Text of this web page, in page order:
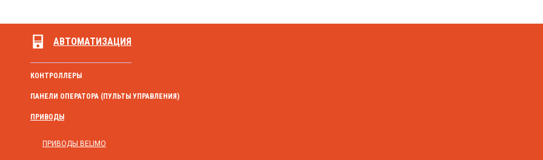
АВТОМАТИЗАЦИЯ
КОНТРОЛЛЕРЫ
ПАНЕЛИ ОПЕРАТОРА (ПУЛЬТЫ УПРАВЛЕНИЯ)
ПРИВОДЫ
ПРИВОДЫ BELIMO